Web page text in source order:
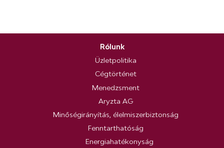
Rólunk
Üzletpolitika
Cégtörténet
Menedzsment
Aryzta AG
Minőségirányítás, élelmiszerbiztonság
Fenntarthatóság
Energiahatékonyság